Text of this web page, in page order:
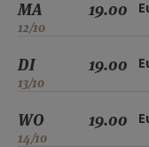
MA
12/10
19.00
DI
13/10
19.00
WO
14/10
19.00